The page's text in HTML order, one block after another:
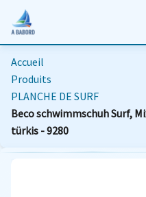
Accueil
Produits
PLANCHE DE SURF
Beco schwimmschuh Surf,
türkis - 9280